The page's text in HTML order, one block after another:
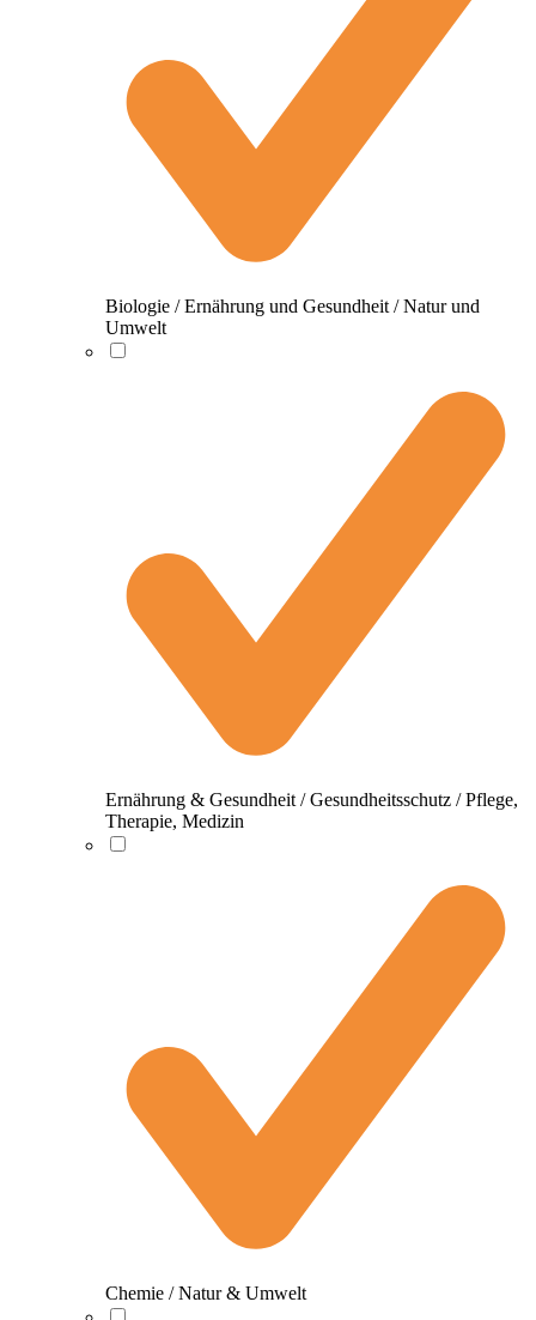
Biologie / Ernährung und Gesundheit / Natur und
Umwelt
Ernährung & Gesundheit / Gesundheitsschutz / Pflege,
Therapie, Medizin
Chemie / Natur & Umwelt